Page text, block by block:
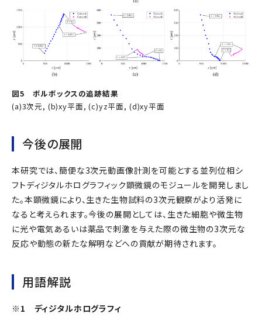
図5 ボルボックスの追跡結果
(a)3次元, (b)xy平面, (c)yz平面, (d)xy平面
今後の展開
本研究では、簡便な3次元動画像計測を可能とする並列位相シ
フトディジタルホログラフィック顕微鏡のモジュールを開発しまし
た。本顕微鏡により、生きた生物試料の3次元観察がより活発に
なると考えられます。今後の展開としては、生きた細胞や微生物
に光や電気あるいは薬品で刺激を与えた際の微生物の3次元な
反応や動態の新たな解明などへの貢献が期待されます。
用語解説
※1 ディジタルホログラフィ